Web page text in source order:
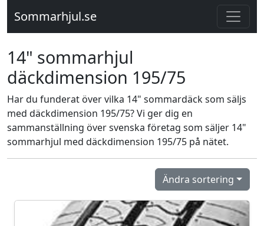
Sommarhjul.se
14" sommarhjul
däckdimension 195/75
Har du funderat över vilka 14" sommardäck som säljs
med däckdimension 195/75? Vi ger dig en
sammanställning över svenska företag som säljer 14"
sommarhjul med däckdimension 195/75 på nätet.
Ändra sortering